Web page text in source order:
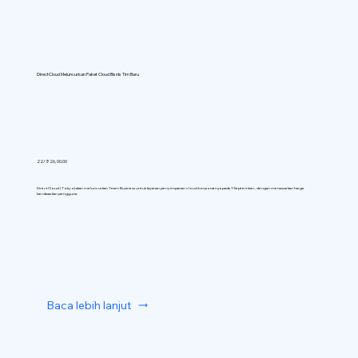
DirectCloud Meluncurkan Paket Cloud Bisnis Tim Baru
22/7/26, 00.00
DirectCloud (Tokyo) akan meluncurkan Team Business untuk layanan penyimpanan cloud korporatnya pada 1 September, dengan menawarkan harga
berdasarkan pengguna.
Baca lebih lanjut